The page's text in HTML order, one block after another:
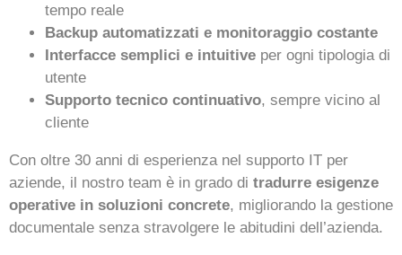
tempo reale
Backup automatizzati e monitoraggio costante
Interfacce semplici e intuitive per ogni tipologia di
utente
Supporto tecnico continuativo, sempre vicino al
cliente
Con oltre 30 anni di esperienza nel supporto IT per
aziende, il nostro team è in grado di tradurre esigenze
operative in soluzioni concrete, migliorando la gestione
documentale senza stravolgere le abitudini dell’azienda.